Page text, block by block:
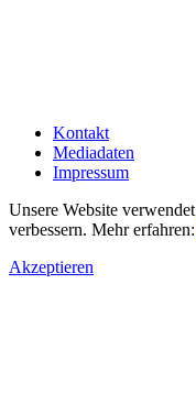
Kontakt
Mediadaten
Impressum
Unsere Website
verbessern. Mehr erfahren:
Akzeptieren